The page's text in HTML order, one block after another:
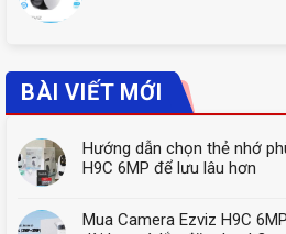
BÀI VIẾT MỚI
Hướng dẫn chọn thẻ nhớ
H9C 6MP để lưu lâu hơn
Mua Camera Ezviz H9C